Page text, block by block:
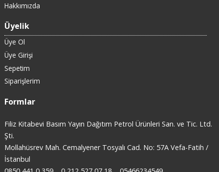
Hakkımızda
Üyelik
Üye Ol
Üye Girişi
Sepetim
Siparişlerim
Formlar
Filiz Kitabevi Basım Yayın Dağıtım Petrol Ürünleri San. ve Tic. Ltd.
Şti.
Mollahüsrev Mah. Cemalyener Tosyalı Cad. No: 57A Vefa-Fatih /
İstanbul